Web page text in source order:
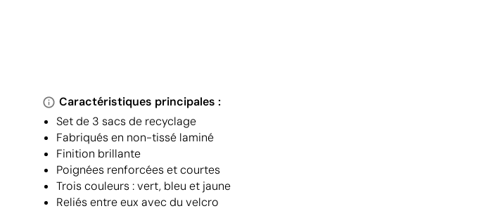
Caractéristiques principales :
Set de 3 sacs de recyclage
Fabriqués en non-tissé laminé
Finition brillante
Poignées renforcées et courtes
Trois couleurs : vert, bleu et jaune
Reliés entre eux avec du velcro